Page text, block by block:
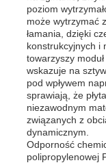
Dom
Produkty
O nas
poziom
może wytrzymać
łamania, dzięki
konstrukcyjnych i
towarzyszy
wskazuje na
pod wpływem
sprawiają, że
niezawodnym
związanych z
dynamicznym.
Odporność
polipropylenowej